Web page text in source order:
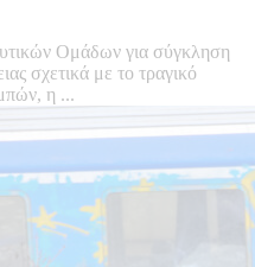
Ομάδων για σύγκληση
σχετικά με το τραγικό
η ...